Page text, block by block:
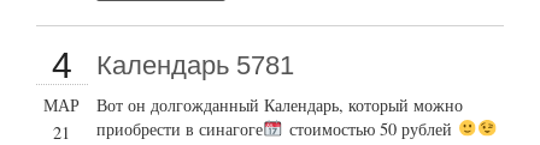
4
МАР
21
Календарь 5781
Вот он долгожданный Календарь, который можно
приобрести в синагоге
стоимостью 50 рублей